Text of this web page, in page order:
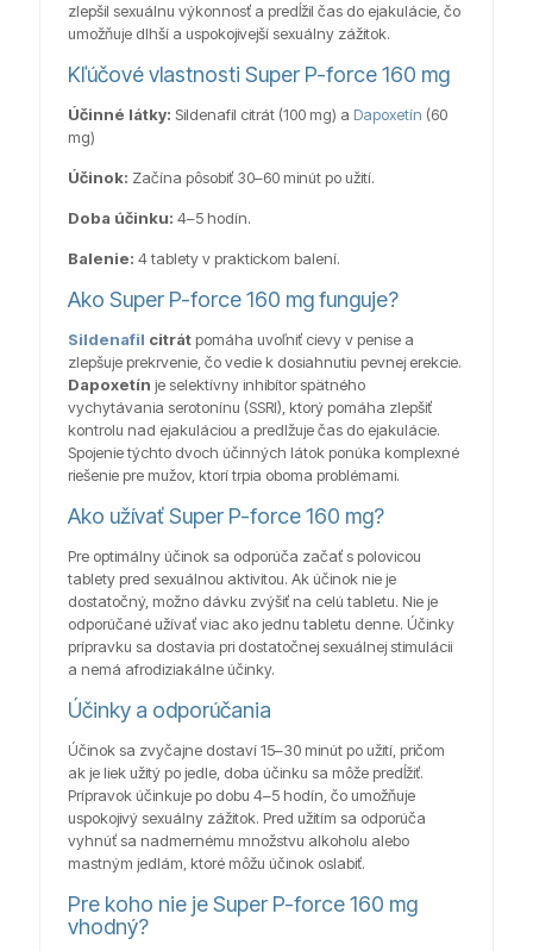
zlepšil sexuálnu výkonnosť a predĺžil čas do ejakulácie, čo
umožňuje dlhší a uspokojivejší sexuálny zážitok.
Kľúčové vlastnosti Super P-force 160 mg
Účinné látky: Sildenafil citrát (100 mg) a Dapoxetín (60
mg)
Účinok: Začína pôsobiť 30–60 minút po užití.
Doba účinku: 4–5 hodín.
Balenie: 4 tablety v praktickom balení.
Ako Super P-force 160 mg funguje?
Sildenafil citrát pomáha uvoľniť cievy v penise a
zlepšuje prekrvenie, čo vedie k dosiahnutiu pevnej erekcie.
Dapoxetín je selektívny inhibítor spätného
vychytávania serotonínu (SSRI), ktorý pomáha zlepšiť
kontrolu nad ejakuláciou a predlžuje čas do ejakulácie.
Spojenie týchto dvoch účinných látok ponúka komplexné
riešenie pre mužov, ktorí trpia oboma problémami.
Ako užívať Super P-force 160 mg?
Pre optimálny účinok sa odporúča začať s polovicou
tablety pred sexuálnou aktivitou. Ak účinok nie je
dostatočný, možno dávku zvýšiť na celú tabletu. Nie je
odporúčané užívať viac ako jednu tabletu denne. Účinky
prípravku sa dostavia pri dostatočnej sexuálnej stimulácii
a nemá afrodiziakálne účinky.
Účinky a odporúčania
Účinok sa zvyčajne dostaví 15–30 minút po užití, pričom
ak je liek užitý po jedle, doba účinku sa môže predĺžiť.
Prípravok účinkuje po dobu 4–5 hodín, čo umožňuje
uspokojivý sexuálny zážitok. Pred užitím sa odporúča
vyhnúť sa nadmernému množstvu alkoholu alebo
mastným jedlám, ktoré môžu účinok oslabiť.
Pre koho nie je Super P-force 160 mg
vhodný?